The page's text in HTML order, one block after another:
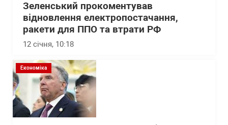
Зеленський прокоментував
відновлення електропостачання,
ракети для ППО та втрати РФ
12 січня, 10:18
Економіка